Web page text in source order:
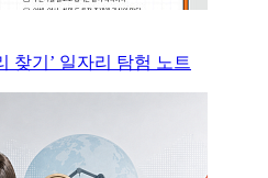
찾기’ 일자리 탐험 노트